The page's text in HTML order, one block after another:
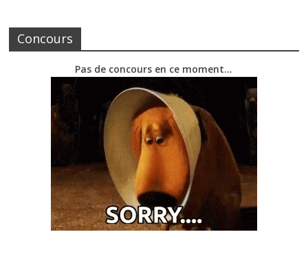
Concours
Pas de concours en ce moment…